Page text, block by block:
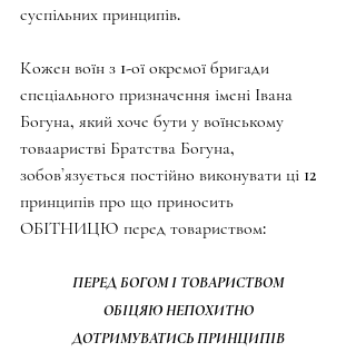
суспільних принципів.
Кожен воїн з 1-ої окремої бригади
спеціального призначення імені Івана
Богуна, який хоче бути у воїнському
товааристві Братства Богуна,
зобовʼязується постійно виконувати ці 12
принципів про що приносить
ОБІТНИЦЮ перед товариством:
ПЕРЕД БОГОМ І ТОВАРИСТВОМ
ОБІЦЯЮ НЕПОХИТНО
ДОТРИМУВАТИСЬ ПРИНЦИПІВ